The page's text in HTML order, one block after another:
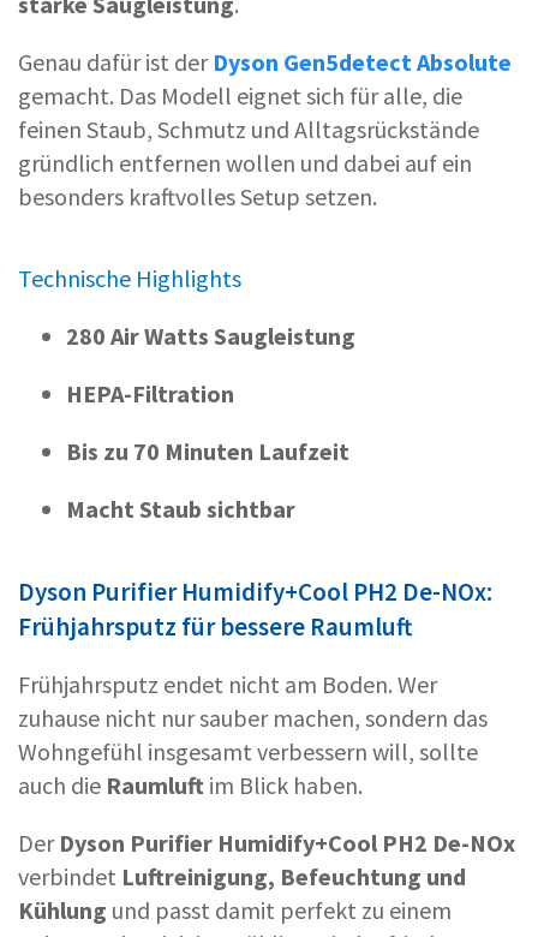
Genau dafür ist der Dyson Gen5detect Absolute
gemacht. Das Modell eignet sich für alle, die
feinen Staub, Schmutz und Alltagsrückstände
gründlich entfernen wollen und dabei auf ein
besonders kraftvolles Setup setzen.
Technische Highlights
280 Air Watts Saugleistung
HEPA-Filtration
Bis zu 70 Minuten Laufzeit
Macht Staub sichtbar
Dyson Purifier Humidify+Cool PH2 De-NOx:
Frühjahrsputz für bessere Raumluft
Frühjahrsputz endet nicht am Boden. Wer
zuhause nicht nur sauber machen, sondern das
Wohngefühl insgesamt verbessern will, sollte
auch die Raumluft im Blick haben.
Der Dyson Purifier Humidify+Cool PH2 De-NOx
verbindet Luftreinigung, Befeuchtung und
Kühlung und passt damit perfekt zu einem